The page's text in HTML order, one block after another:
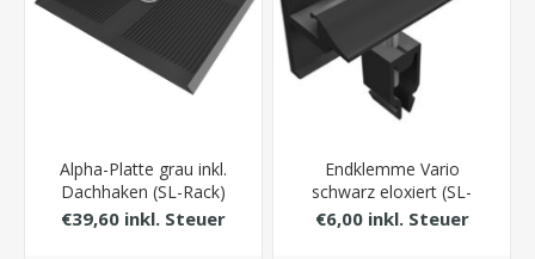
Alpha-Platte grau inkl.
Dachhaken (SL-Rack)
€39,60 inkl. Steuer
Endklemme Vario
schwarz eloxiert (SL-
Rack)
€6,00 inkl. Steuer